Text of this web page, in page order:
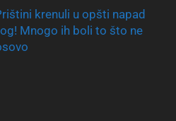
krenuli u opšti napad
Mnogo ih boli to što ne